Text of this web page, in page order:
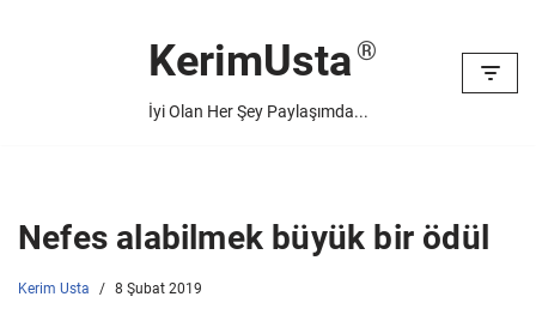
KerimUsta
İyi Olan Her Şey Paylaşımda...
Nefes alabilmek büyük bir ödül
Kerim Usta 8 Şubat 2019